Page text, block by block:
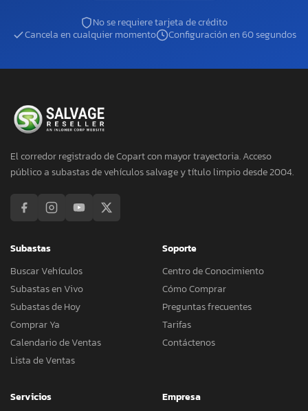
No se requiere tarjeta de crédito
Cancela en cualquier momento
Configuración en 60 segundos
El corredor registrado de Copart con mayor trayectoria. Acceso
público a subastas de vehículos salvage y título limpio desde 2004.
Subastas
Buscar Vehículos
Subastas en Vivo
Subastas de Hoy
Comprar Ya
Calendario de Ventas
Lista de Ventas
Soporte
Centro de Conocimiento
Cómo Comprar
Preguntas frecuentes
Tarifas
Contáctenos
Servicios
Empresa